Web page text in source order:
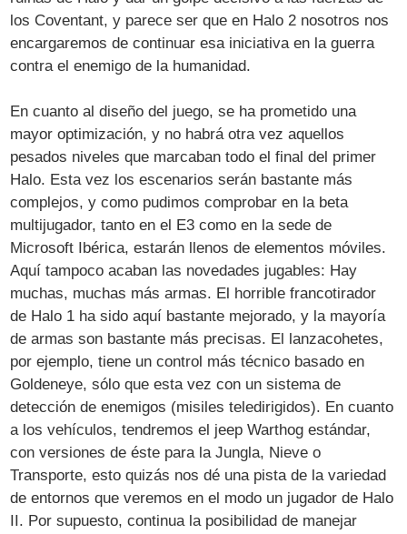
los Coventant, y parece ser que en Halo 2 nosotros nos
encargaremos de continuar esa iniciativa en la guerra
contra el enemigo de la humanidad.
En cuanto al diseño del juego, se ha prometido una
mayor optimización, y no habrá otra vez aquellos
pesados niveles que marcaban todo el final del primer
Halo. Esta vez los escenarios serán bastante más
complejos, y como pudimos comprobar en la beta
multijugador, tanto en el E3 como en la sede de
Microsoft Ibérica, estarán llenos de elementos móviles.
Aquí tampoco acaban las novedades jugables: Hay
muchas, muchas más armas. El horrible francotirador
de Halo 1 ha sido aquí bastante mejorado, y la mayoría
de armas son bastante más precisas. El lanzacohetes,
por ejemplo, tiene un control más técnico basado en
Goldeneye, sólo que esta vez con un sistema de
detección de enemigos (misiles teledirigidos). En cuanto
a los vehículos, tendremos el jeep Warthog estándar,
con versiones de éste para la Jungla, Nieve o
Transporte, esto quizás nos dé una pista de la variedad
de entornos que veremos en el modo un jugador de Halo
II. Por supuesto, continua la posibilidad de manejar